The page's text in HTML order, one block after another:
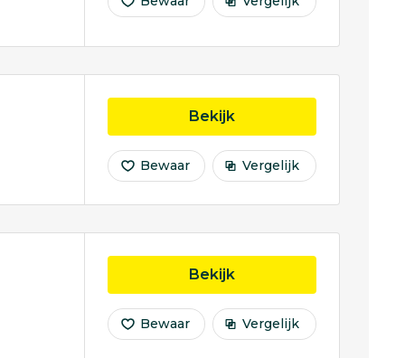
Bekijkopleiding Theologie
Bewaar Vergelijk
Bekijkopleiding Opleiding
Bewaar Vergelijk